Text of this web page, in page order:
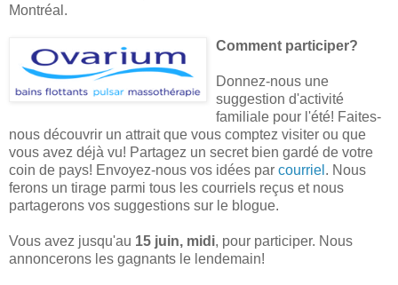
Montréal.
Comment participer?
Donnez-nous une
suggestion d'activité
familiale pour l'été! Faites-
nous découvrir un attrait que vous comptez visiter ou que
vous avez déjà vu! Partagez un secret bien gardé de votre
coin de pays! Envoyez-nous vos idées par courriel . Nous
ferons un tirage parmi tous les courriels reçus et nous
partagerons vos suggestions sur le blogue.
Vous avez jusqu'au 15 juin, midi, pour participer. Nous
annoncerons les gagnants le lendemain!